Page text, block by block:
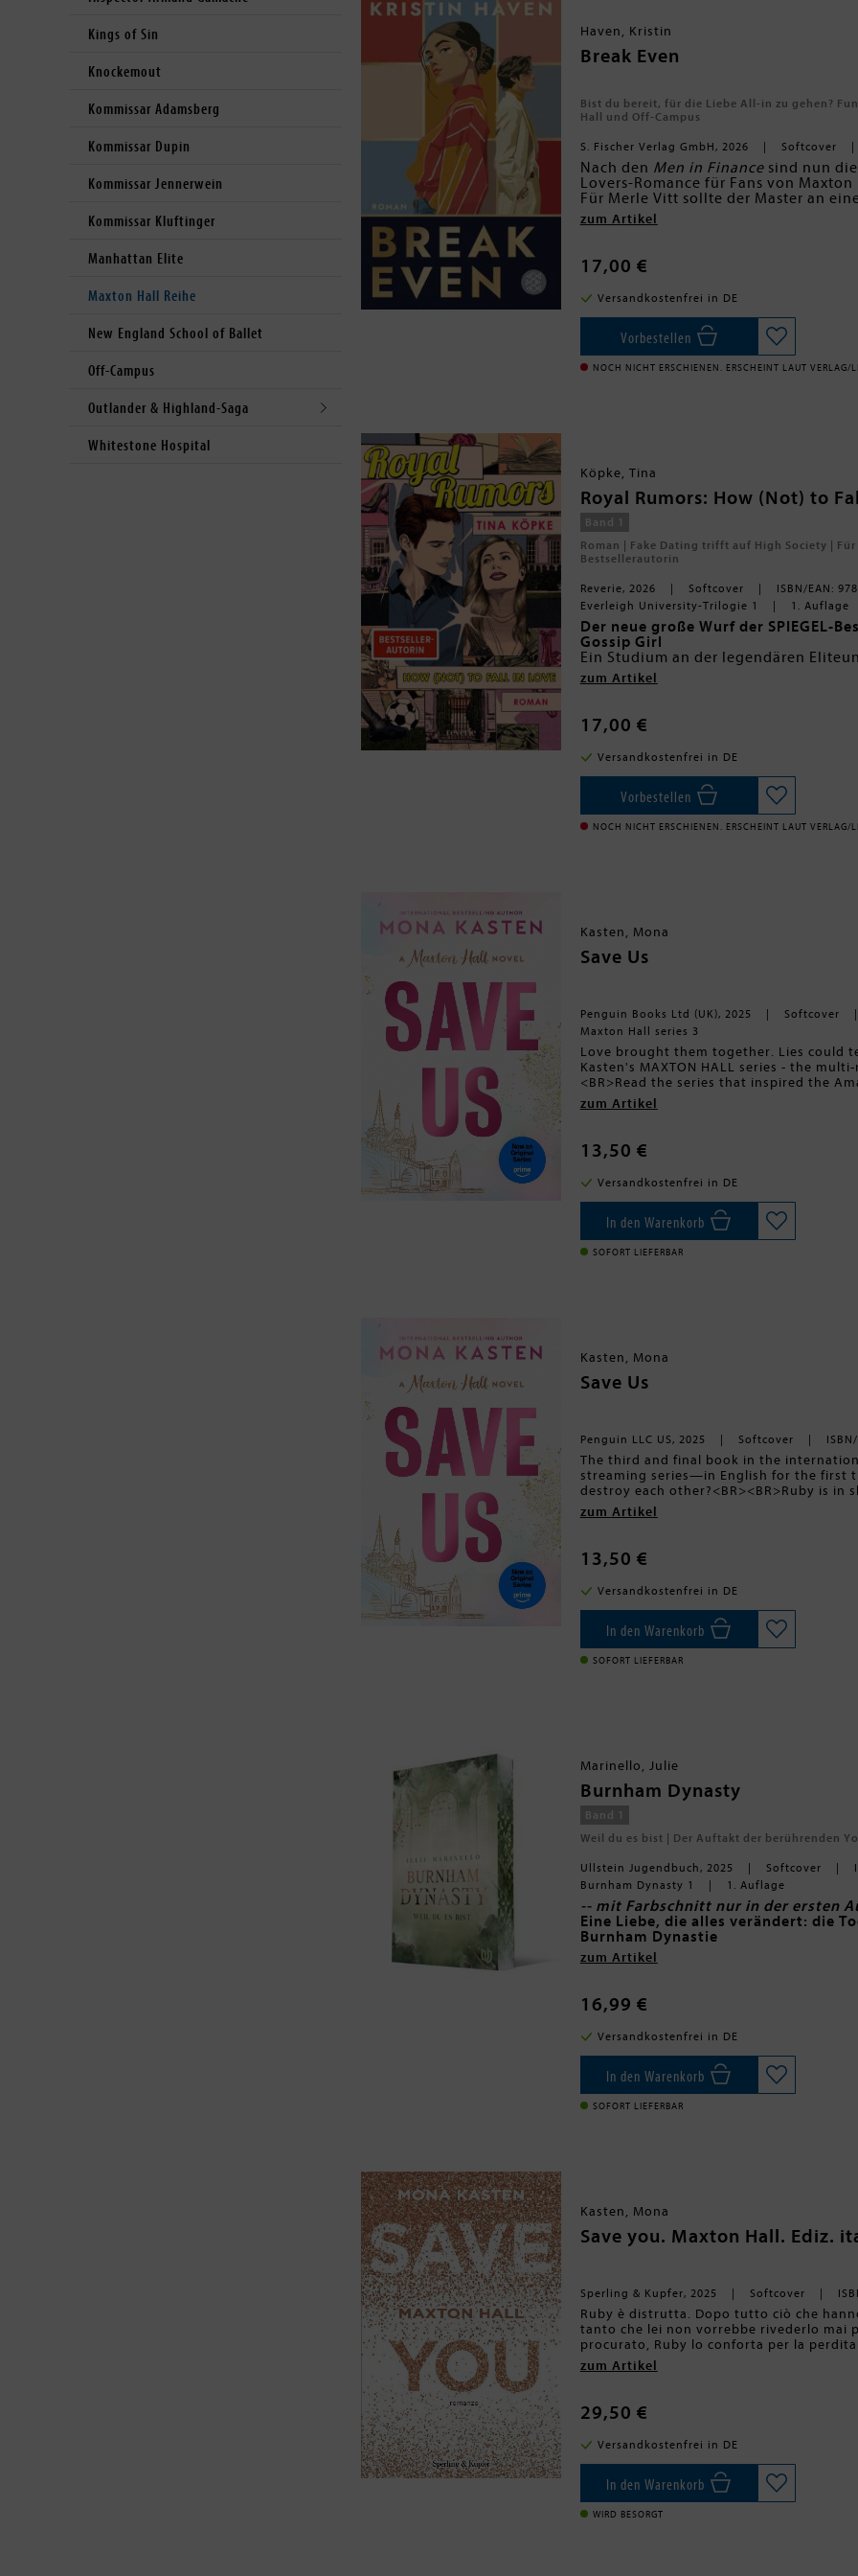
Kings of Sin
Knockemout
Kommissar Adamsberg
Kommissar Dupin
Kommissar Jennerwein
Kommissar Kluftinger
Manhattan Elite
Maxton Hall Reihe
New England School of Ballet
Off-Campus
Outlander & Highland-Saga
Whitestone Hospital
Haven, Kristin
Break Even
Bist du bereit, für die Liebe All-in zu gehen?
Hall und Off-Campus
S. Fischer Verlag GmbH, 2026 Softcover
Nach den Men in Financesind nun die
Lovers-Romance für Fans von
Für Merle Vitt sollte der Master an
erste Schritt in eine Welt voller
in ein neues Leben zu starten, muss
stemmen. Als wäre das finanzielle
buchstäblich mit Damian de Ruyter.
Brauerei der Stadt - und leider auch
wie Merle. Je mehr Zeit sie
guten Seiten voneinander kennen
sie längst bereit ist, All-in zu gehen,
zumüssen
Tropes:
broken hero
forced proximity
strong fmc
zum Artikel
17,00 €
Versandkostenfrei in DE
Vorbestellen
NOCH NICHT ERSCHIENEN. ERSCHEINT LAUT VERLAG/
Köpke, Tina
Royal Rumors: How (Not) to
Band 1
Roman | Fake Dating trifft auf High Society |
Bestsellerautorin
Reverie, 2026 Softcover ISBN/EAN:
Everleigh University-Trilogie 1
1. Auflage
Der neue große Wurf der SPIEGEL-
Gossip Girl
Ein Studium an der legendären
ihrer Mutter und sich selbst einen
Natalie kurzerhand das, was jede
Begleitung brauchen - mit zwei
Gefühle. Doch als ausgerechnet der
eines bekannten Dukes, ihre Dienste
entgehen, ist das Chaos
aussehend, sondern auch viel zu
überhaupt sind Regeln doch dazu da,
zum verlieben
Fake Dating
Opposites Attract
Forced Proximity
Elite University
zum Artikel
17,00 €
Versandkostenfrei in DE
Vorbestellen
NOCH NICHT ERSCHIENEN. ERSCHEINT LAUT VERLAG/
Kasten, Mona
Save Us
Penguin Books Ltd (UK), 2025 Softcover
Maxton Hall series 3
Love brought them together. Lies could
Kasten's MAXTON HALL series - the
<BR>Read the series that inspired the
save themselves? Or will they destroy
true, and now Oxford and all her dreams
in. But, after an explosive fight between
Ruby fights to graduate, James tries to
James must challenge his father.
they live in are perhaps too different
other...?<BR><BR>--<BR><BR>Readers
literally LIFE. I'm on emotional fire after
Reader Review<BR><BR>'I am really
this series!' 5* Reader
zum Artikel
13,50 €
Versandkostenfrei in DE
In den Warenkorb
SOFORT LIEFERBAR
Kasten, Mona
Save Us
Penguin LLC US, 2025 Softcover
The third and final book in the
streaming series—in English for the first
destroy each other?<BR><BR>Ruby is
Oxford and all her dreams that finally
points to James as the one responsible,
makes her laugh and makes her heart
an explosive fight between the two,
graduate, as James tries to clear her
challenge his father and his
to break under the obligations to his
they live in are perhaps too different
zum Artikel
13,50 €
Versandkostenfrei in DE
In den Warenkorb
SOFORT LIEFERBAR
Marinello, Julie
Burnham Dynasty
Band 1
Weil du es bist | Der Auftakt der berührenden
Ullstein Jugendbuch, 2025 Softcover
Burnham Dynasty 1
1. Auflage
-- mit Farbschnitt nur in der ersten
Eine Liebe, die alles verändert: die
Burnham Dynastie
Cathy hat sich nie für das Leben der
unerwartet zu ihrem Vater ziehen
verwickelt. Besonders Josh, der 18-
nicht ausstehen kann - bis ein Mord
der Ermittlungen gerät. Plötzlich ist
Licht zu bringen. Doch je tiefer sie in
stärker fühlt sie sich von ihm
Intrigen, Liebe und dunkle
Burnham-Dynasty-Reihe
zum Artikel
16,99 €
Versandkostenfrei in DE
In den Warenkorb
SOFORT LIEFERBAR
Kasten, Mona
Save you. Maxton Hall. Ediz.
Sperling & Kupfer, 2025 Softcover
Ruby è distrutta. Dopo tutto ciò che
tanto che lei non vorrebbe rivederlo mai
procurato, Ruby lo conforta per la
disposta a perdonarlo e a concedergli
padre, il quale pretende che lui si prepari
sua condanna è resa definitiva dalla
lettera rappresenta il coronamento degli
guastata dalla mancanza di James. Se
tornare a essere invisibile ai compagni di
Soprattutto perché lui sta facendo
contendono il cuore di Ruby, James
riottenere la fiducia della ragazza. Ma se
Mr Beaufort?
zum Artikel
29,50 €
Versandkostenfrei in DE
In den Warenkorb
WIRD BESORGT